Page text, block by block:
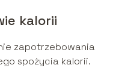
kalorii
zapotrzebowania
spożycia kalorii.